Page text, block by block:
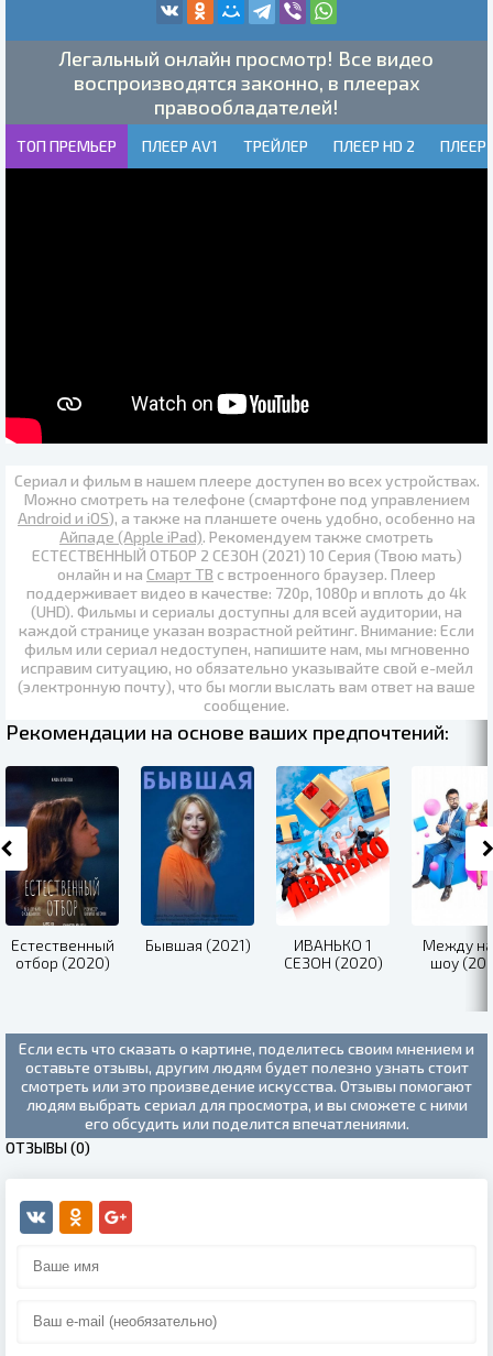
Легальный онлайн просмотр! Все видео
воспроизводятся законно, в плеерах
правообладателей!
ТОП ПРЕМЬЕР ПЛЕЕР AV1 ТРЕЙЛЕР ПЛЕЕР HD 2 ПЛЕЕР
Сериал и фильм в нашем плеере доступен во всех устройствах.
Можно смотреть на телефоне (смартфоне под управлением
Android и iOS), а также на планшете очень удобно, особенно на
Айпаде (Apple iPad). Рекомендуем также смотреть
ЕСТЕСТВЕННЫЙ ОТБОР 2 СЕЗОН (2021) 10 Серия (Твою мать)
онлайн и на Смарт ТВ с встроенного браузер. Плеер
поддерживает видео в качестве: 720p, 1080p и вплоть до 4k
(UHD). Фильмы и сериалы доступны для всей аудитории, на
каждой странице указан возрастной рейтинг. Внимание: Если
фильм или сериал недоступен, напишите нам, мы мгновенно
исправим ситуацию, но обязательно указывайте свой е-мейл
(электронную почту), что бы могли выслать вам ответ на ваше
сообщение.
Рекомендации на основе ваших предпочтений:
Естественный
отбор (2020)
Бывшая (2021)
ИВАНЬКО 1
СЕЗОН (2020)
Между
шоу
Если есть что сказать о картине, поделитесь своим мнением и
оставьте отзывы, другим людям будет полезно узнать стоит
смотреть или это произведение искусства. Отзывы помогают
людям выбрать сериал для просмотра, и вы сможете с ними
его обсудить или поделится впечатлениями.
ОТЗЫВЫ (0)